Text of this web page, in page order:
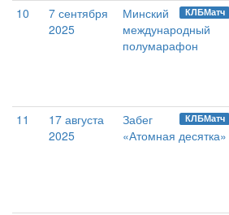
10
7 сентября
2025
КЛБМатч
Минский
международный
полумарафон
11
17 августа
2025
КЛБМатч
Забег
«Атомная десятка»